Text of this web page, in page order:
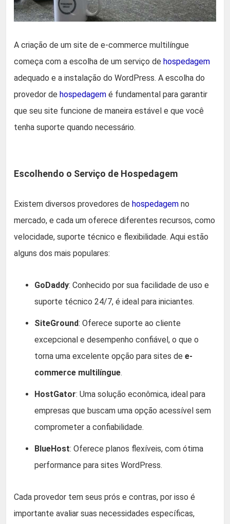
A criação de um site de e-commerce multilíngue
começa com a escolha de um serviço de hospedagem
adequado e a instalação do WordPress. A escolha do
provedor de hospedagem é fundamental para garantir
que seu site funcione de maneira estável e que você
tenha suporte quando necessário.
Escolhendo o Serviço de Hospedagem
Existem diversos provedores de hospedagem no
mercado, e cada um oferece diferentes recursos, como
velocidade, suporte técnico e flexibilidade. Aqui estão
alguns dos mais populares:
GoDaddy: Conhecido por sua facilidade de uso e
suporte técnico 24/7, é ideal para iniciantes.
SiteGround: Oferece suporte ao cliente
excepcional e desempenho confiável, o que o
torna uma excelente opção para sites de e-
commerce multilíngue.
HostGator: Uma solução econômica, ideal para
empresas que buscam uma opção acessível sem
comprometer a confiabilidade.
BlueHost: Oferece planos flexíveis, com ótima
performance para sites WordPress.
Cada provedor tem seus prós e contras, por isso é
importante avaliar suas necessidades específicas,